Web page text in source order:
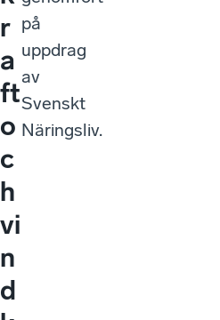
r
a
ft
o
c
h
vi
n
d
på
uppdrag
av
Svenskt
Näringsliv.